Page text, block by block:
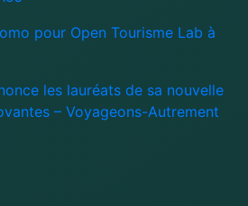
pour Open Tourisme Lab à
les lauréats de sa nouvelle
– Voyageons-Autrement